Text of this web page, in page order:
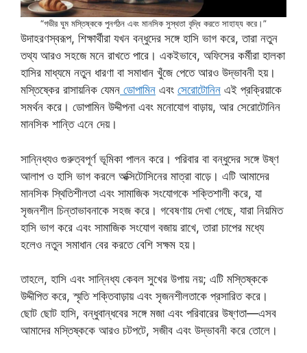
“গভীর ঘুম মস্তিষ্ককে পুনর্গঠন এবং মানসিক সুস্থতা বৃদ্ধি করতে সাহায্য করে।”
উদাহরণস্বরূপ, শিক্ষার্থীরা যখন বন্ধুদের সঙ্গে হাসি ভাগ করে, তারা নতুন
তথ্য আরও সহজে মনে রাখতে পারে। একইভাবে, অফিসের কর্মীরা হালকা
হাসির মাধ্যমে নতুন ধারণা বা সমাধান খুঁজে পেতে আরও উদ্ভাবনী হয়।
মস্তিষ্কের রাসায়নিক যেমন ডোপামিন এবং সেরোটোনিন এই প্রক্রিয়াকে
সমর্থন করে। ডোপামিন উদ্দীপনা এবং মনোযোগ বাড়ায়, আর সেরোটোনিন
মানসিক শান্তি এনে দেয়।
সান্নিধ্যও গুরুত্বপূর্ণ ভূমিকা পালন করে। পরিবার বা বন্ধুদের সঙ্গে উষ্ণ
আলাপ ও হাসি ভাগ করলে অক্সিটোসিনের মাত্রা বাড়ে। এটি আমাদের
মানসিক স্থিতিশীলতা এবং সামাজিক সংযোগকে শক্তিশালী করে, যা
সৃজনশীল চিন্তাভাবনাকে সহজ করে। গবেষণায় দেখা গেছে, যারা নিয়মিত
হাসি ভাগ করে এবং সামাজিক সংযোগ বজায় রাখে, তারা চাপের মধ্যে
হলেও নতুন সমাধান বের করতে বেশি সক্ষম হয়।
তাহলে, হাসি এবং সান্নিধ্য কেবল সুখের উপায় নয়; এটি মস্তিষ্ককে
উদ্দীপিত করে, স্মৃতি শক্তিবাড়ায় এবং সৃজনশীলতাকে প্রসারিত করে।
ছোট ছোট হাসি, বন্ধুবান্ধবের সঙ্গে মজা এবং পরিবারের উষ্ণতা—এসব
আমাদের মস্তিষ্ককে আরও চটপটে, সজীব এবং উদ্ভাবনী করে তোলে।